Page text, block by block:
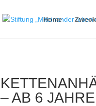
Home
– AB 6 JAHRE